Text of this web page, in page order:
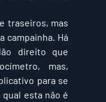
traseiros, mas
campainha. Há
direito que
mas,
para se
qual esta não é